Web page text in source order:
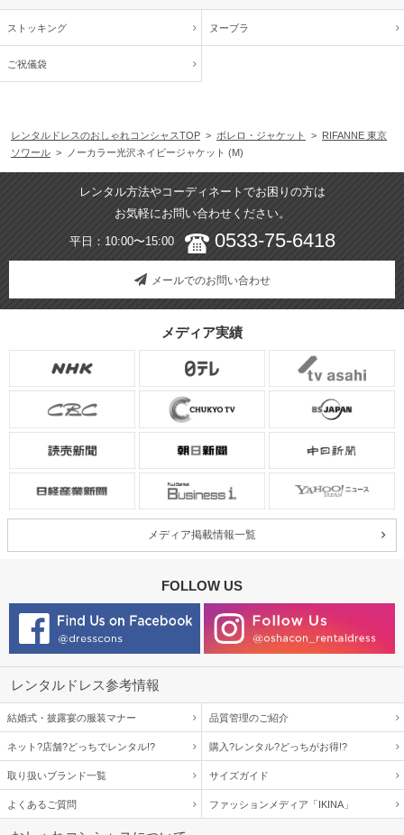
ストッキング ヌーブラ
ご祝儀袋
レンタルドレスのおしゃれコンシャスTOP > ボレロ・ジャケット > RIFANNE 東京
ソワール > ノーカラー光沢ネイビージャケット (M)
レンタル方法やコーディネートでお困りの方は
お気軽にお問い合わせください。
平日：10:00〜15:00 0533-75-6418
メールでのお問い合わせ
メディア実績
メディア掲載情報一覧
FOLLOW US
レンタルドレス参考情報
結婚式・披露宴の服装マナー 品質管理のご紹介
ネット?店舗?どっちでレンタル!? 購入?レンタル?どっちがお得!?
取り扱いブランド一覧 サイズガイド
よくあるご質問 ファッションメディア「IKINA」